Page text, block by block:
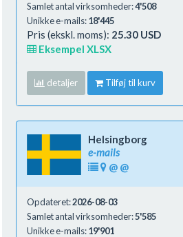
Samlet antal virksomheder:4'508
Unikke e-mails:18'445
Pris (ekskl. moms): 25.30 USD
Eksempel XLSX
detaljer Tilføj til kurv
Helsingborg
e-mails
@ @
Opdateret:2026-08-03
Samlet antal virksomheder:5'585
Unikke e-mails:19'901